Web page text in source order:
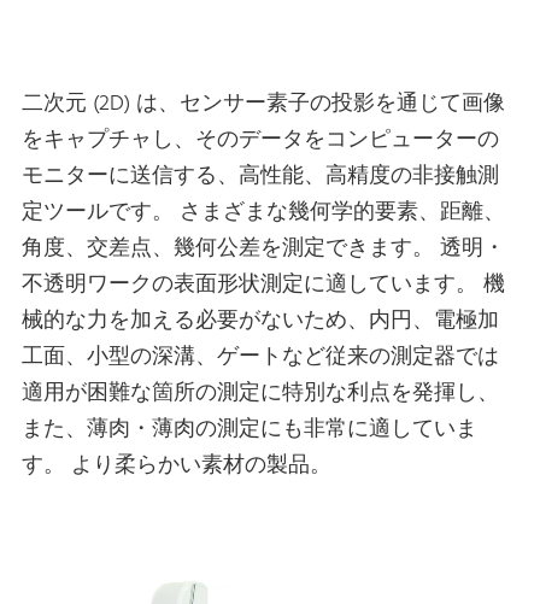
二次元 (2D) は、センサー素子の投影を通じて画像
をキャプチャし、そのデータをコンピューターの
モニターに送信する、高性能、高精度の非接触測
定ツールです。 さまざまな幾何学的要素、距離、
角度、交差点、幾何公差を測定できます。 透明・
不透明ワークの表面形状測定に適しています。 機
械的な力を加える必要がないため、内円、電極加
工面、小型の深溝、ゲートなど従来の測定器では
適用が困難な箇所の測定に特別な利点を発揮し、
また、薄肉・薄肉の測定にも非常に適していま
す。 より柔らかい素材の製品。